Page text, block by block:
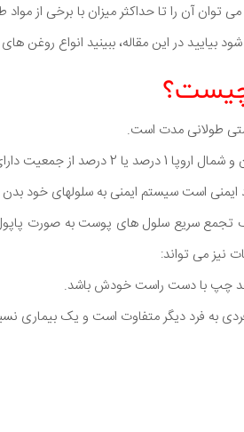
آن را تا حداکثر میزان با برخی از
بیایید در این مقاله، ببینید انواع
طولانی مدت است.
دارای پسوریازیس هستند.
است سیستم ایمنی به سلولهای خود
یک تجمع سریع سلول های پوست به صورت
می تواند:
چپ با دست راست خودش باشد.
به فرد دیگر متفاوت است و یک بیماری